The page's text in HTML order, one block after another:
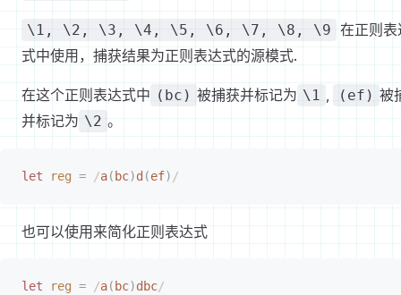
\1, \2, \3, \4, \5, \6, \7, \8, \9 在正则表
式中使用，捕获结果为正则表达式的源模式.
在这个正则表达式中 (bc) 被捕获并标记为 \1 , (ef) 被
并标记为 \2 。
let reg = /a( bc)d (ef) /
也可以使用来简化正则表达式
let reg = /a( bc)dbc/